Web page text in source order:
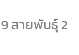
สายพันธุ์ 2